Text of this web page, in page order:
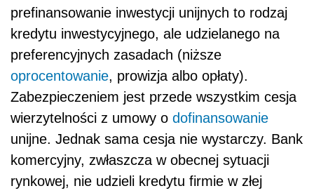
prefinansowanie inwestycji unijnych to rodzaj
kredytu inwestycyjnego, ale udzielanego na
preferencyjnych zasadach (niższe
oprocentowanie, prowizja albo opłaty).
Zabezpieczeniem jest przede wszystkim cesja
wierzytelności z umowy o dofinansowanie
unijne. Jednak sama cesja nie wystarczy. Bank
komercyjny, zwłaszcza w obecnej sytuacji
rynkowej, nie udzieli kredytu firmie w złej